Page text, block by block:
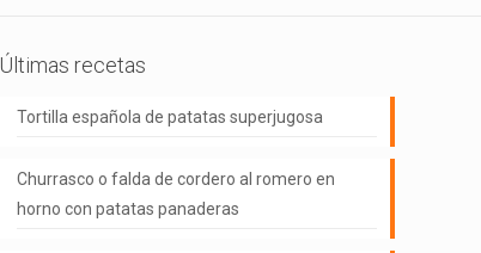
Últimas recetas
Tortilla española de patatas superjugosa
Churrasco o falda de cordero al romero en
horno con patatas panaderas